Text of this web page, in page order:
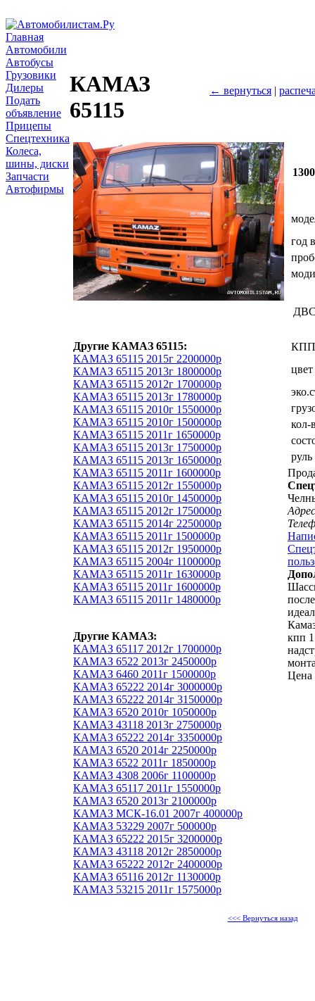
Главная
Автомобили
Автобусы
Грузовики
Дилеры
Подать
объявление
Прицепы
Спецтехника
Колеса,
шины, диски
Запчасти
Автофирмы
КАМАЗ
65115
← вернуться |
Другие КАМАЗ 65115:
КАМАЗ 65115 2015г 2200000р
КАМАЗ 65115 2013г 1800000р
КАМАЗ 65115 2012г 1700000р
КАМАЗ 65115 2013г 1780000р
КАМАЗ 65115 2010г 1550000р
КАМАЗ 65115 2010г 1500000р
КАМАЗ 65115 2011г 1650000р
КАМАЗ 65115 2013г 1750000р
КАМАЗ 65115 2013г 1650000р
КАМАЗ 65115 2011г 1600000р
КАМАЗ 65115 2012г 1550000р
КАМАЗ 65115 2010г 1450000р
КАМАЗ 65115 2012г 1750000р
КАМАЗ 65115 2014г 2250000р
КАМАЗ 65115 2011г 1500000р
КАМАЗ 65115 2012г 1950000р
КАМАЗ 65115 2004г 1100000р
КАМАЗ 65115 2011г 1630000р
КАМАЗ 65115 2011г 1600000р
КАМАЗ 65115 2011г 1480000р
Другие КАМАЗ:
КАМАЗ 65117 2012г 1700000р
КАМАЗ 6522 2013г 2450000р
КАМАЗ 6460 2011г 1500000р
КАМАЗ 65222 2014г 3000000р
КАМАЗ 65222 2014г 3150000р
КАМАЗ 6520 2010г 1050000р
КАМАЗ 43118 2013г 2750000р
КАМАЗ 65222 2014г 3350000р
КАМАЗ 6520 2014г 2250000р
КАМАЗ 6522 2011г 1850000р
КАМАЗ 4308 2006г 1100000р
КАМАЗ 65117 2011г 1550000р
КАМАЗ 6520 2013г 2100000р
КАМАЗ МСК-16.01 2007г 400000р
КАМАЗ 53229 2007г 500000р
КАМАЗ 65222 2015г 3200000р
КАМАЗ 43118 2012г 2850000р
КАМАЗ 65222 2012г 2400000р
КАМАЗ 65116 2012г 1130000р
КАМАЗ 53215 2011г 1575000р
год
КПП
цвет
кол-
руль
кпп
Цена
<<< Вернуться назад